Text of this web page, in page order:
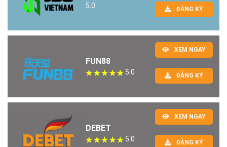
5.0 ĐĂNG KÝ
FUN88
5.0
XEM NGAY
ĐĂNG KÝ
DEBET
5.0
XEM NGAY
ĐĂNG KÝ